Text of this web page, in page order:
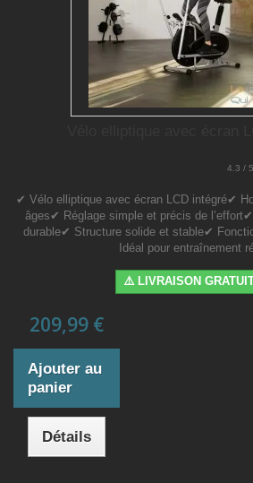
4.3 / 5
✔ Vélo elliptique avec écran LCD intégré✔
âges✔ Réglage simple et précis de
durable✔ Structure solide et stable✔
Idéal pour entraînement
⚠️ LIVRAISON
209,99 €
Ajouter au
panier
Détails